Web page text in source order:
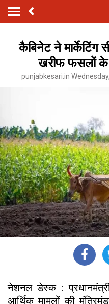
कैबिनेट ने
खरीफ फसलों के
punjabkesari.in
नेशनल डेस्क :
आर्थिक मामलों की